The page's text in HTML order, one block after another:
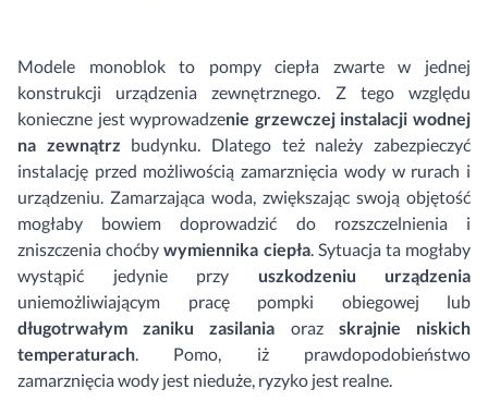
Modele monoblok to pompy ciepła zwarte w jednej
konstrukcji urządzenia zewnętrznego. Z tego względu
konieczne jest wyprowadzenie grzewczej instalacji wodnej
na zewnątrz budynku. Dlatego też należy zabezpieczyć
instalację przed możliwością zamarznięcia wody w rurach i
urządzeniu. Zamarzająca woda, zwiększając swoją objętość
mogłaby bowiem doprowadzić do rozszczelnienia i
zniszczenia choćbywymiennika ciepła. Sytuacja ta mogłaby
wystąpić jedynie przy uszkodzeniu urządzenia
uniemożliwiającym pracę pompki obiegowej lub
długotrwałym zaniku zasilania oraz skrajnie niskich
temperaturach. Pomo, iż prawdopodobieństwo
zamarznięcia wody jest nieduże, ryzyko jest realne.